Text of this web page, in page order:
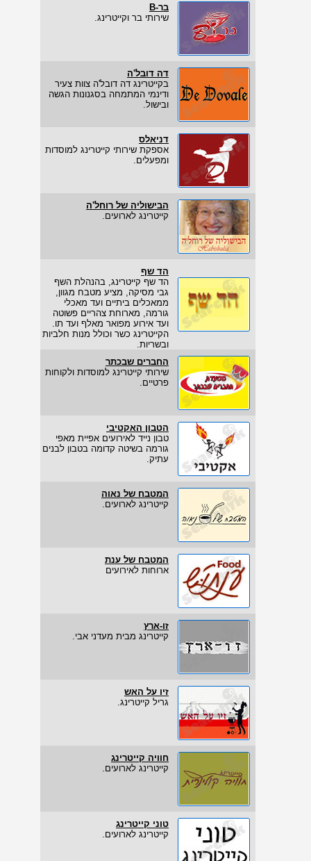
בר-B
שירותי בר וקייטרינג.
דה דובל'ה
בקייטרינג דה דובל'ה צוות צעיר
ודינמי המתמחה בסגנונות הגשה
ובישול.
דניאלס
אספקת שירותי קייטרינג למוסדות
ומפעלים.
הבישוליה של רוחל'ה
קייטרינג לארועים.
הד שף
הד שף קייטרינג, בהנהלת השף
גבי מסיקה, מציע מטבח מגוון,
ממאכלים ביתיים ועד מאכלי
גורמה, מארוחת צהריים פשוטה
ועד אירוע מפואר מאלף ועד תו.
הקייטרינג כשר וכולל מנות חלביות
ובשריות.
החברים שבכתר
שירותי קייטרינג למוסדות ולקוחות
פרטיים.
הטבון האקטיבי
טבון נייד לאירועים אפיית מאפי
גורמה בשיטה קדומה בטבון לבנים
עתיק.
המטבח של נאוה
קייטרינג לארועים.
המטבח של ענת
ארוחות לאירועים
זו-ארץ
קייטרינג מבית מעדני אבי.
זיו על האש
גריל קייטרינג.
חוויה קייטרינג
קייטרינג לארועים.
טוני קייטרינג
קייטרינג לארועים.